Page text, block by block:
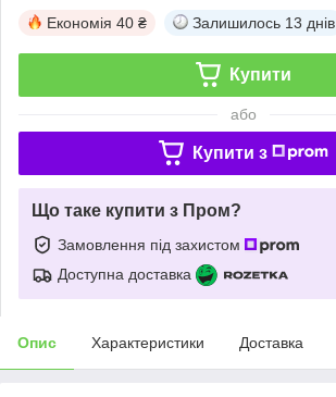
Економія 40 ₴ Залишилось 13 днів
Купити
або
Купити з
Що таке купити з Пром?
Замовлення під захистом
Доступна доставка
Опис Характеристики Доставка